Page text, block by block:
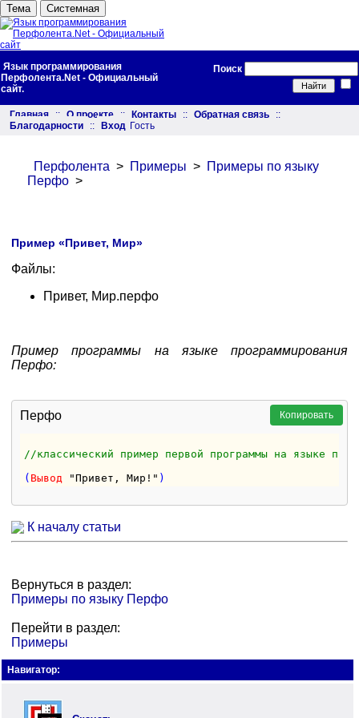
Тема Системная
Язык программирования
Перфолента.Net - Официальный
сайт.
Поиск
Главная :: О проекте :: Контакты :: Обратная связь
::
Благодарности
:: Вход Гость
Перфолента > Примеры > Примеры по языку
Перфо >
Пример «Привет, Мир»
Файлы:
Привет, Мир.перфо
Пример программы на языке программирования
Перфо:
Перфо Копировать
//классический пример первой программы на языке
( Вывод "Привет, Мир!"
К началу статьи
Вернуться в раздел:
Примеры по языку Перфо
Перейти в раздел:
Примеры
Навигатор: